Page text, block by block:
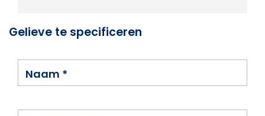
Gelieve te specificeren
Naam *